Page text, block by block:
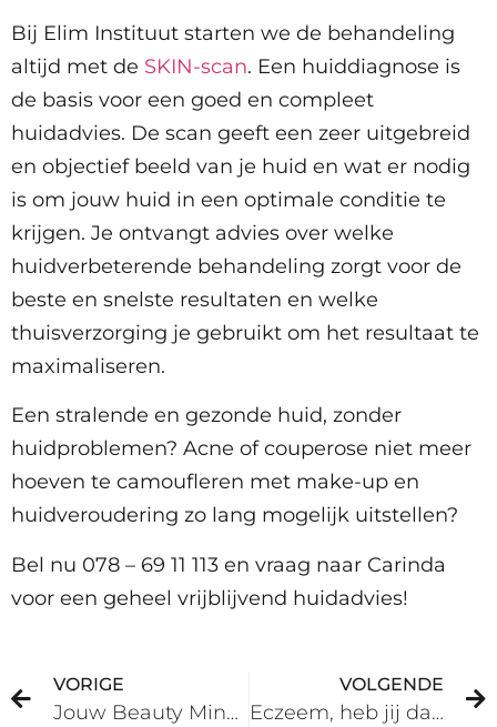
Bij Elim Instituut starten we de behandeling
altijd met de SKIN-scan. Een huiddiagnose is
de basis voor een goed en compleet
huidadvies. De scan geeft een zeer uitgebreid
en objectief beeld van je huid en wat er nodig
is om jouw huid in een optimale conditie te
krijgen. Je ontvangt advies over welke
huidverbeterende behandeling zorgt voor de
beste en snelste resultaten en welke
thuisverzorging je gebruikt om het resultaat te
maximaliseren.
Een stralende en gezonde huid, zonder
huidproblemen? Acne of couperose niet meer
hoeven te camoufleren met make-up en
huidveroudering zo lang mogelijk uitstellen?
Bel nu 078 – 69 11 113 en vraag naar Carinda
voor een geheel vrijblijvend huidadvies!
VORIGE
Jouw Beauty Mindset
VOLGENDE
Eczeem, heb jij daar last van?